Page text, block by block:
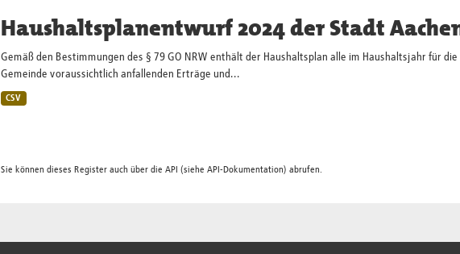
Haushaltsplanentwurf 2024 der Stadt
Gemäß den Bestimmungen des § 79 GO NRW enthält der Haushaltsplan alle im Haushaltsjahr für
Gemeinde voraussichtlich anfallenden Erträge und...
CSV
Sie können dieses Register auch über die API (siehe API-Dokumentation) abrufen.